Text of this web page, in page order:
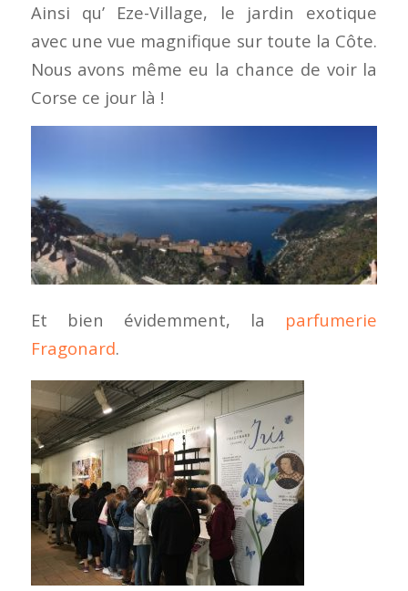
Ainsi qu’ Eze-Village, le jardin exotique
avec une vue magnifique sur toute la Côte.
Nous avons même eu la chance de voir la
Corse ce jour là !
Et bien évidemment, la parfumerie
Fragonard.